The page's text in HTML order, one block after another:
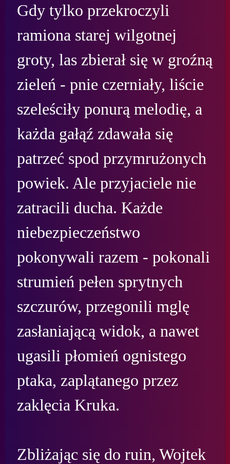
Gdy tylko przekroczyli
ramiona starej wilgotnej
groty, las zbierał się w groźną
zieleń - pnie czerniały, liście
szeleściły ponurą melodię, a
każda gałąź zdawała się
patrzeć spod przymrużonych
powiek. Ale przyjaciele nie
zatracili ducha. Każde
niebezpieczeństwo
pokonywali razem - pokonali
strumień pełen sprytnych
szczurów, przegonili mglę
zasłaniającą widok, a nawet
ugasili płomień ognistego
ptaka, zaplątanego przez
zaklęcia Kruka.
Zbliżając się do ruin, Wojtek